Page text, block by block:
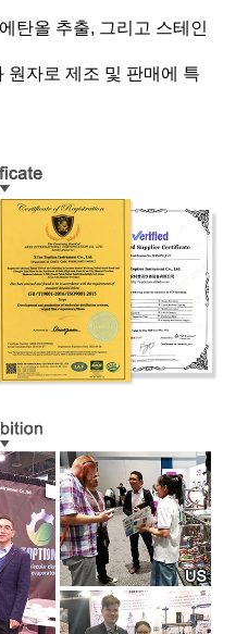
탄올 추출, 그리고 스테인
원자로 제조 및 판매에 특